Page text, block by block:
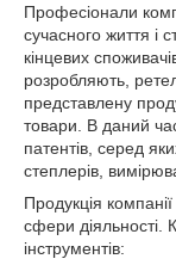
Професіонали
сучасного життя і
кінцевих
розробляють,
представлену
товари. В даний
патентів, серед
степлерів,
Продукція
сфери діяльності.
інструментів: